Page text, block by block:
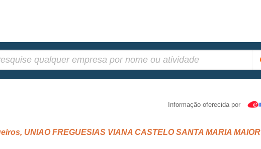
Informação oferecida por
UNIAO FREGUESIAS VIANA CASTELO SANTA MARIA MAIOR